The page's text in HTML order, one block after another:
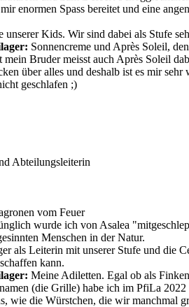
enormen Spass bereitet und eine
unserer Kids. Wir sind dabei als Stufe
Sonnencreme und Après Soleil,
Bruder meisst auch Après Soleil
über alles und deshalb ist es mir
geschlafen ;)
Abteilungsleiterin
vom Feuer
wurde ich von Asalea
Menschen in der Natur.
als Leiterin mit unserer Stufe und die
kann.
Meine Adiletten. Egal ob als
(die Grille) habe ich im PfiLa
wie die Würstchen, die wir manchmal